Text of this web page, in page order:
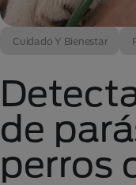
Cuidado Y Bienestar
de
perros